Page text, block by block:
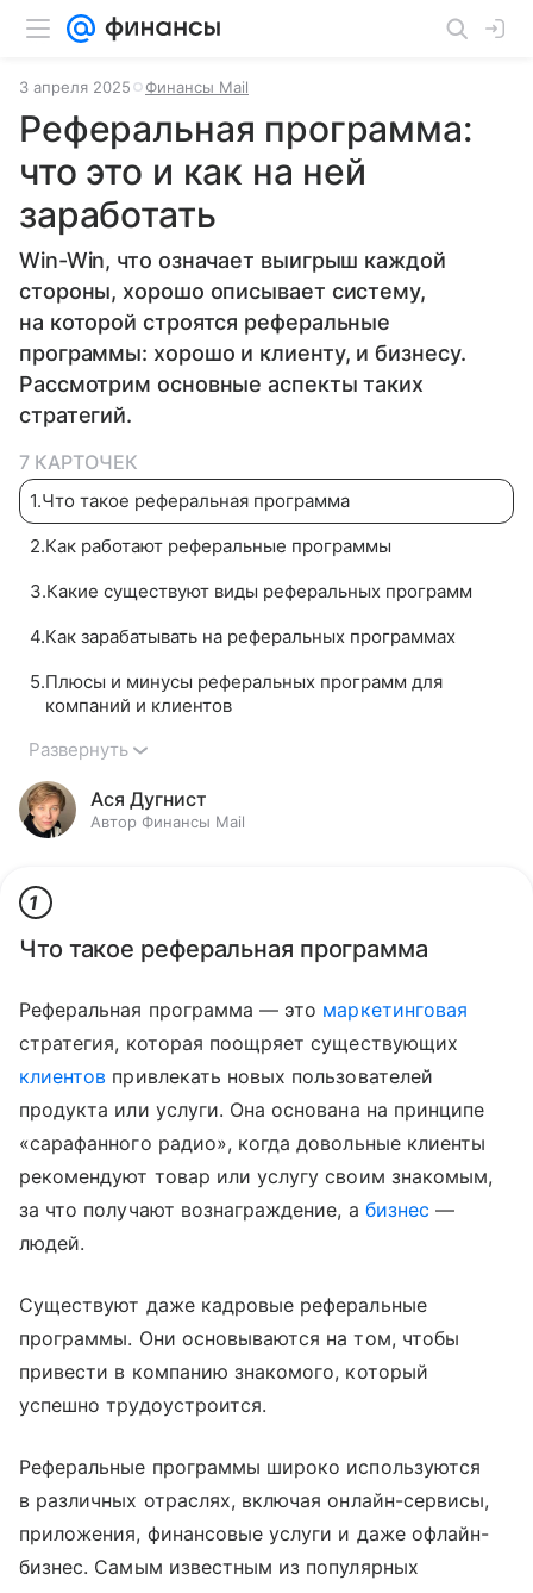
3 апреля 2025 Финансы Mail
Реферальная программа:
что это и как на ней
заработать
Win-Win, что означает выигрыш каждой
стороны, хорошо описывает систему,
на которой строятся реферальные
программы: хорошо и клиенту, и бизнесу.
Рассмотрим основные аспекты таких
стратегий.
7 КАРТОЧЕК
1.Что такое реферальная программа
2.Как работают реферальные программы
3.Какие существуют виды реферальных программ
4.Как зарабатывать на реферальных программах
5.Плюсы и минусы реферальных программ для
компаний и клиентов​
Развернуть
Ася Дугнист
Автор Финансы Mail
1
Что такое реферальная программа
Реферальная программа — это маркетинговая
стратегия, которая поощряет существующих
клиентов привлекать новых пользователей
продукта или услуги. Она основана на принципе
«‎‎сарафанного радио», когда довольные клиенты
рекомендуют товар или услугу своим знакомым,
за что получают вознаграждение, а бизнес —
людей.
Существуют даже кадровые реферальные
программы. Они основываются на том, чтобы
привести в компанию знакомого, который
успешно трудоустроится.
Реферальные программы широко используются
в различных отраслях, включая онлайн-сервисы,
приложения, финансовые услуги и даже офлайн-
бизнес. Самым известным из популярных